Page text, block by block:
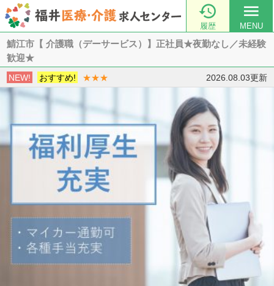

履歴
menu
MENU
鯖江市【 介護職（デーサービス）】正社員★夜勤なし／未経験
歓迎★
NEW! おすすめ! ★★★ 2026.08.03更新